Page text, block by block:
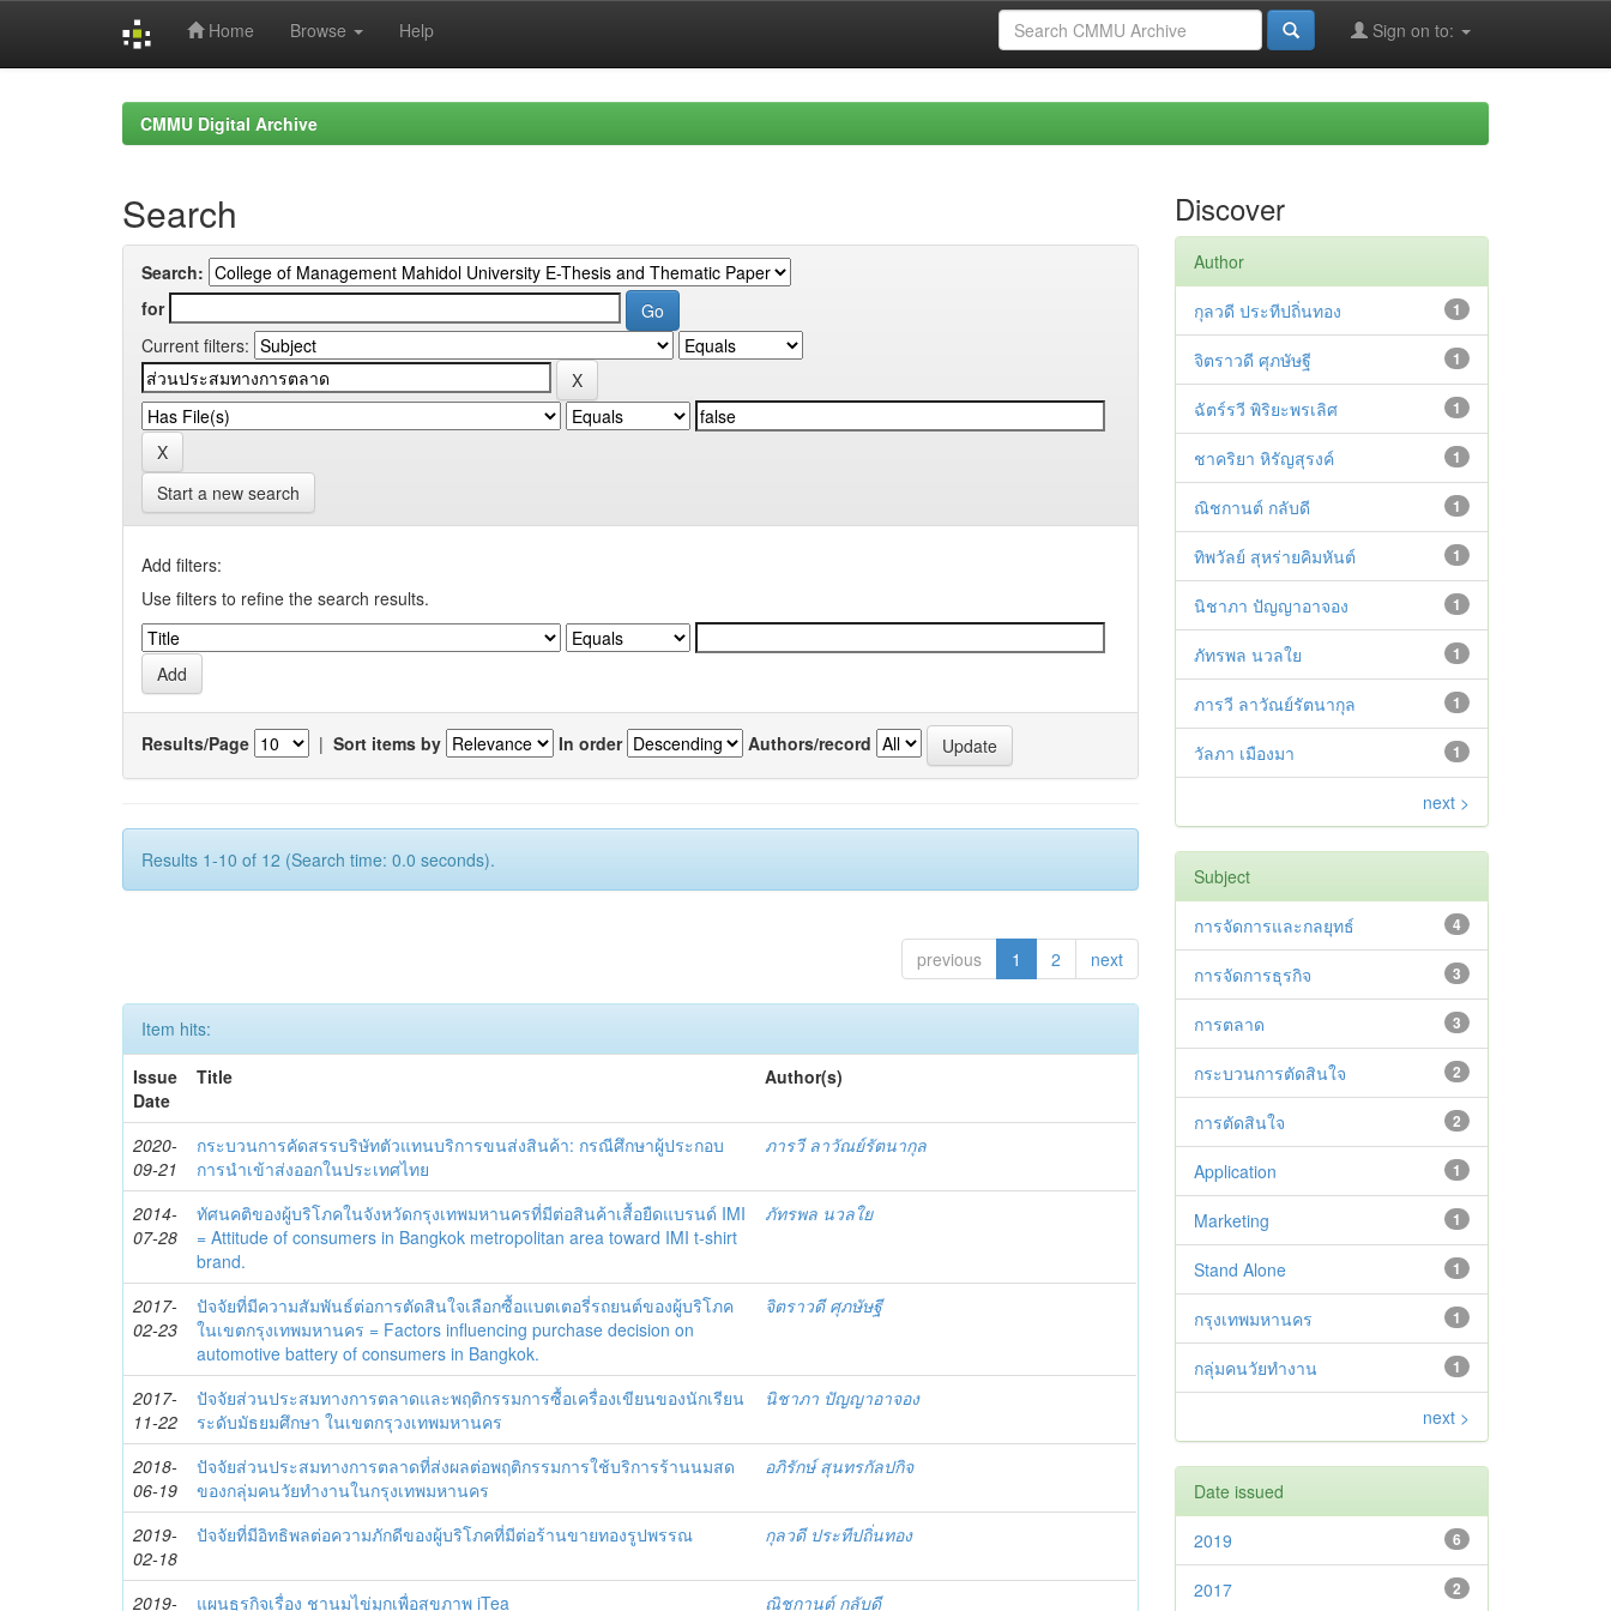
Home Browse Help Sign on to:
CMMU Digital Archive
Search
Search:
for
Current filters:
Start a new search
Add filters:
Use filters to refine the search results.
Results/Page | Sort items by In order Authors/record
Results 1-10 of 12 (Search time: 0.0 seconds).
previous 1 2 next
Item hits:
Issue
Date
Title Author(s)
2020-
09-21
กระบวนการคัดสรรบริษัทตัวแทนบริการขนส่งสินค้า: กรณีศึกษาผู้ประกอบ
การนำเข้าส่งออกในประเทศไทย
ภารวี ลาวัณย์รัตนากุล
2014-
07-28
ทัศนคติของผู้บริโภคในจังหวัดกรุงเทพมหานครที่มีต่อสินค้าเสื้อยืดแบรนด์ IMI
= Attitude of consumers in Bangkok metropolitan area toward IMI t-shirt
brand.
ภัทรพล นวลใย
2017-
02-23
ปัจจัยที่มีความสัมพันธ์ต่อการตัดสินใจเลือกซื้อแบตเตอรี่รถยนต์ของผู้บริโภค
ในเขตกรุงเทพมหานคร = Factors influencing purchase decision on
automotive battery of consumers in Bangkok.
จิตราวดี ศุภษัษฐี
2017-
11-22
ปัจจัยส่วนประสมทางการตลาดและพฤติกรรมการซื้อเครื่องเขียนของนักเรียน
ระดับมัธยมศึกษา ในเขตกรุวงเทพมหานคร
นิชาภา ปัญญาอาจอง
2018-
06-19
ปัจจัยส่วนประสมทางการตลาดที่ส่งผลต่อพฤติกรรมการใช้บริการร้านนมสด
ของกลุ่มคนวัยทำงานในกรุงเทพมหานคร
อภิรักษ์ สุนทรกัลปกิจ
2019-
02-18
ปัจจัยที่มีอิทธิพลต่อความภักดีของผู้บริโภคที่มีต่อร้านขายทองรูปพรรณ กุลวดี ประทีปถิ่นทอง
2019- แผนธุรกิจเรื่อง ชานมไข่มุกเพื่อสุขภาพ iTea ณิชกานต์ กลับดี
Discover
Author
1
กุลวดี ประทีปถิ่นทอง
1
จิตราวดี ศุภษัษฐี
1
ฉัตร์รวี พิริยะพรเลิศ
1
ชาคริยา หิรัญสุรงค์
1
ณิชกานต์ กลับดี
1
ทิพวัลย์ สุหร่ายคิมหันต์
1
นิชาภา ปัญญาอาจอง
1
ภัทรพล นวลใย
1
ภารวี ลาวัณย์รัตนากุล
1
วัลภา เมืองมา
next >
Subject
4
การจัดการและกลยุทธ์
3
การจัดการธุรกิจ
3
การตลาด
2
กระบวนการตัดสินใจ
2
การตัดสินใจ
1
Application
1
Marketing
1
Stand Alone
1
กรุงเทพมหานคร
1
กลุ่มคนวัยทำงาน
next >
Date issued
6
2019
2
2017